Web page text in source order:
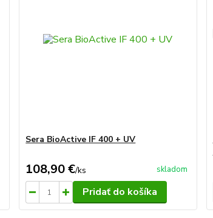
Sera BioActive IF 400 + UV
108,90 €/ks skladom
Pridať do košíka